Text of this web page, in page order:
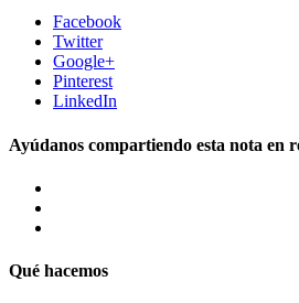
Facebook
Twitter
Google+
Pinterest
LinkedIn
Ayúdanos compartiendo esta nota en
Qué hacemos